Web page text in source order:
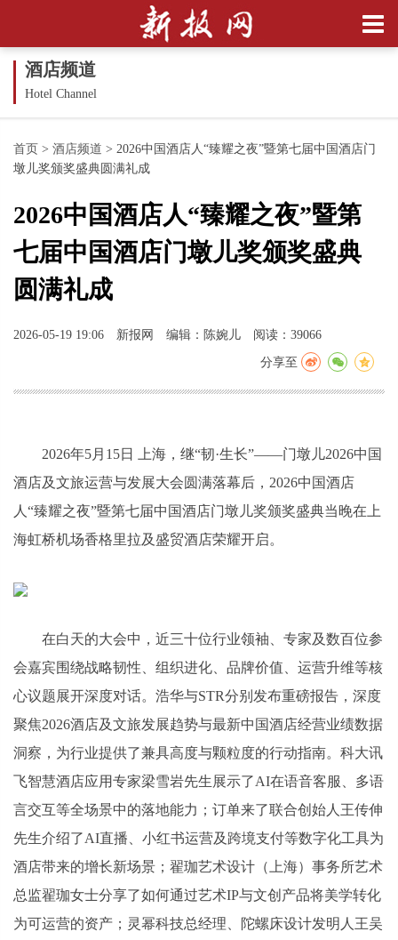
酒店频道
Hotel Channel
首页 > 酒店频道 > 2026中国酒店人“臻耀之夜”暨第七届中国酒店门
墩儿奖颁奖盛典圆满礼成
2026中国酒店人“臻耀之夜”暨第
七届中国酒店门墩儿奖颁奖盛典
圆满礼成
2026-05-19 19:06 新报网 编辑：陈婉儿 阅读：39066
分享至
2026年5月15日 上海，继“韧·生长”——门墩儿2026中国
酒店及文旅运营与发展大会圆满落幕后，2026中国酒店
人“臻耀之夜”暨第七届中国酒店门墩儿奖颁奖盛典当晚在上
海虹桥机场香格里拉及盛贸酒店荣耀开启。
在白天的大会中，近三十位行业领袖、专家及数百位参
会嘉宾围绕战略韧性、组织进化、品牌价值、运营升维等核
心议题展开深度对话。浩华与STR分别发布重磅报告，深度
聚焦2026酒店及文旅发展趋势与最新中国酒店经营业绩数据
洞察，为行业提供了兼具高度与颗粒度的行动指南。科大讯
飞智慧酒店应用专家梁雪岩先生展示了AI在语音客服、多语
言交互等全场景中的落地能力；订单来了联合创始人王传伸
先生介绍了AI直播、小红书运营及跨境支付等数字化工具为
酒店带来的增长新场景；翟珈艺术设计（上海）事务所艺术
总监翟珈女士分享了如何通过艺术IP与文创产品将美学转化
为可运营的资产；灵幂科技总经理、陀螺床设计发明人王吴